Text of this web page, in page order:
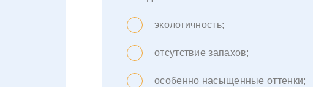
экологичность;
отсутствие запахов;
особенно насыщенные оттенки;